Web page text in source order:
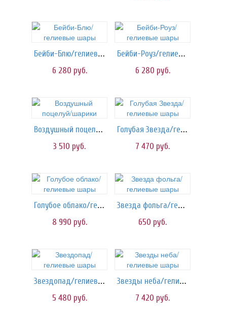
Бейби-Блю/гелиевые шары
6 280 руб.
Бейби-Роуз/гелиевые шары
6 280 руб.
Воздушный поцелуй/шарики
3 510 руб.
Голубая Звезда/гелиевые шары
7 470 руб.
Голубое облако/гелиевые шары
8 990 руб.
Звезда фольга/гелиевые шары
650 руб.
Звездопад/гелиевые шары
5 480 руб.
Звезды неба/гелиевые шары
7 420 руб.